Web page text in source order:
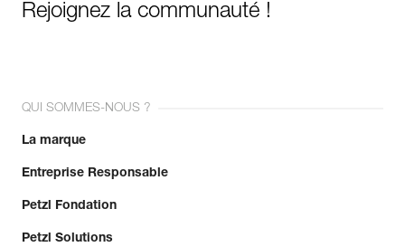
Rejoignez la communauté !
QUI SOMMES-NOUS ?
La marque
Entreprise Responsable
Petzl Fondation
Petzl Solutions